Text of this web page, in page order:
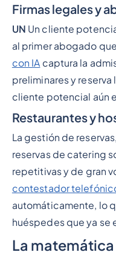
Firmas legales y
UN Un cliente
al primer abogado
con IA captura la
preliminares y
cliente potencial aún
Restaurantes y
La gestión de
reservas de catering
repetitivas y de gran
contestador
automáticamente, lo
huéspedes que ya se
La